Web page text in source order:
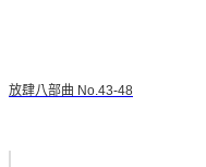
放肆八部曲 No.43-48